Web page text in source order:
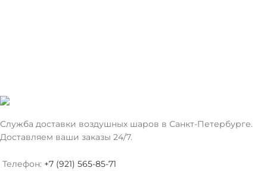
Служба доставки воздушных шаров в Санкт-Петербурге.
Доставляем ваши заказы 24/7.
Телефон: +7 (921) 565-85-71